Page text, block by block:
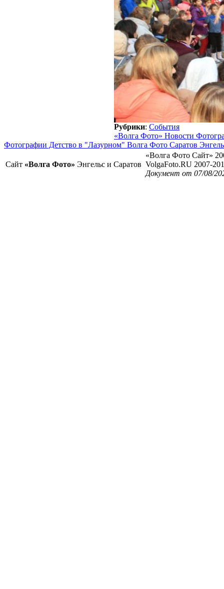
Рубрики: События
«Волга Фото» Новости
Фотографии Детство в "Лазурном" Волга Фото Саратов
Сайт «Волга Фото» Энгельс и Саратов
«Волга Фото Сайт»
VolgaFoto.RU 2007-
Документ от 07/08/